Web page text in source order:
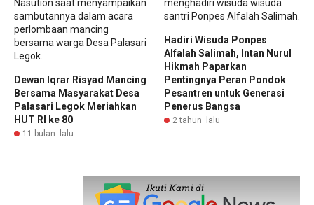
Dewan Iqrar Risyad Mancing
Bersama Masyarakat Desa
Palasari Legok Meriahkan
HUT RI ke 80
11 bulan lalu
Hadiri Wisuda Ponpes
Alfalah Salimah, Intan Nurul
Hikmah Paparkan
Pentingnya Peran Pondok
Pesantren untuk Generasi
Penerus Bangsa
2 tahun lalu